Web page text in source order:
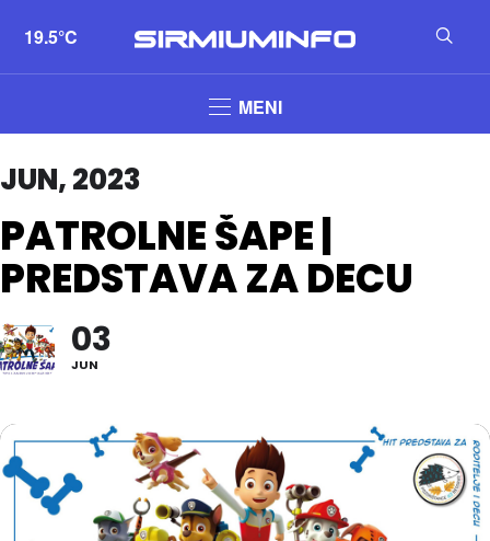
19.5°C
MENI
JUN, 2023
PATROLNE ŠAPE |
PREDSTAVA ZA DECU
03
JUN